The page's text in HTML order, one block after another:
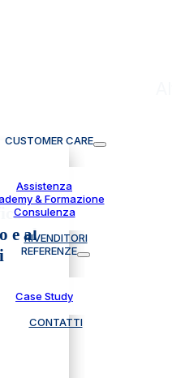
CUSTOMER CARE
Assistenza
& Formazione
Consulenza
RIVENDITORI
REFERENZE
Case Study
CONTATTI
e al